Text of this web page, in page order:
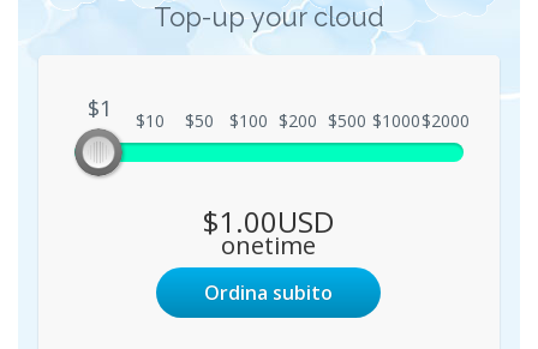
Top-up your cloud
$1
$1 $10 $50 $100 $200 $500 $1000$2000
$1.00USD
onetime
Ordina subito